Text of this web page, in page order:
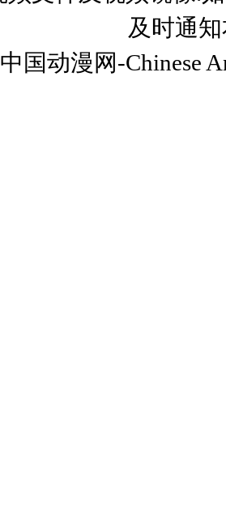
及时通
中国动漫网-Chinese